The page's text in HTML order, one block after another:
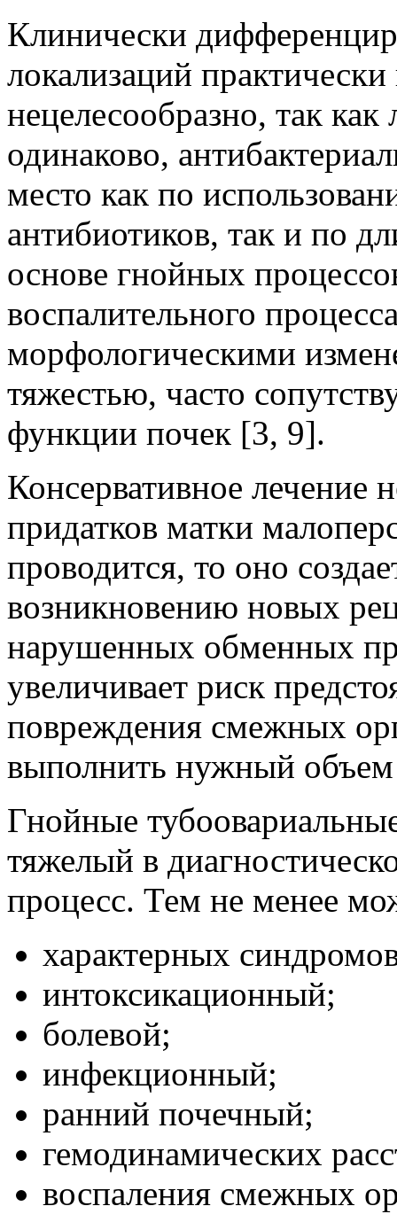
Клинически
локализаций
нецелесообразно, так
одинаково,
место как по
антибиотиков, так и по
основе гнойных
воспалительного
морфологическими
тяжестью, часто
функции почек [3, 9].
Консервативное лечение
придатков матки
проводится, то оно
возникновению новых
нарушенных обменных
увеличивает риск
повреждения смежных
выполнить нужный
Гнойные
тяжелый в
процесс. Тем не менее
характерных
интоксикационный;
болевой;
инфекционный;
ранний почечный;
гемодинамических
воспаления смежных